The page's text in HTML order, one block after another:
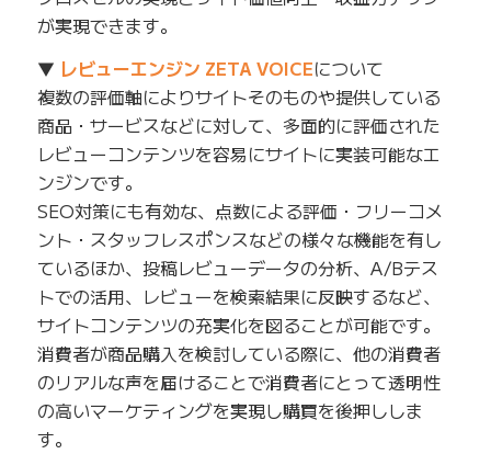
が実現できます。
▼ レビューエンジン ZETA VOICEについて
複数の評価軸によりサイトそのものや提供している
商品・サービスなどに対して、多面的に評価された
レビューコンテンツを容易にサイトに実装可能なエ
ンジンです。
SEO対策にも有効な、点数による評価・フリーコメ
ント・スタッフレスポンスなどの様々な機能を有し
ているほか、投稿レビューデータの分析、A/Bテス
トでの活用、レビューを検索結果に反映するなど、
サイトコンテンツの充実化を図ることが可能です。
消費者が商品購入を検討している際に、他の消費者
のリアルな声を届けることで消費者にとって透明性
の高いマーケティングを実現し購買を後押ししま
す。